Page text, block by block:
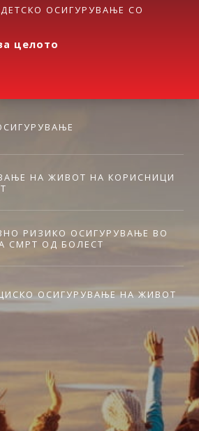
ОСИГУРУВАЊЕ СО
целото
НА ЖИВОТ НА КОРИСНИЦИ
РИЗИКО ОСИГУРУВАЊЕ ВО
СМРТ ОД БОЛЕСТ
ОСИГУРУВАЊЕ НА ЖИВОТ